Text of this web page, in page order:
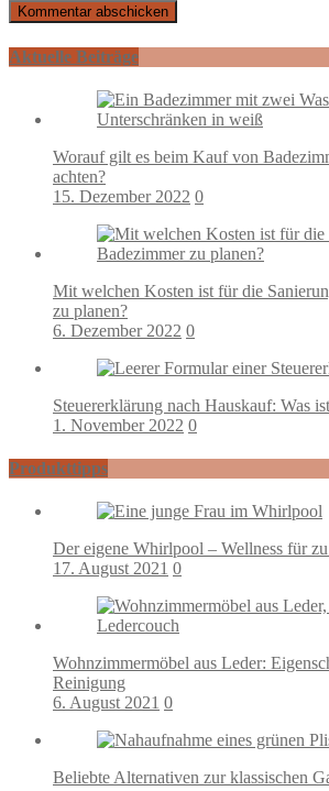
Aktuelle Beiträge
Worauf gilt es beim Kauf von
achten?
15. Dezember 2022 0
Mit welchen Kosten ist für die
zu planen?
6. Dezember 2022 0
Steuererklärung nach Hauskauf: Was
1. November 2022 0
Produkttipps
Der eigene Whirlpool – Wellness für
17. August 2021 0
Wohnzimmermöbel aus Leder:
Reinigung
6. August 2021 0
Beliebte Alternativen zur klassischen